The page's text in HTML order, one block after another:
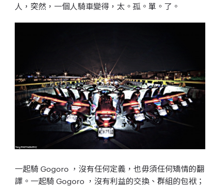
人，突然，一個人騎車變得，太。孤。單。了。
一起騎 Gogoro ，沒有任何定義，也毋須任何矯情的翻
譯。一起騎 Gogoro ，沒有利益的交換、群組的包袱；